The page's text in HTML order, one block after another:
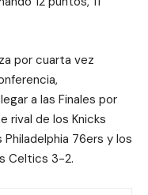
por cuarta vez
a las Finales por
rival de los Knicks
76ers y los
Celtics 3-2.